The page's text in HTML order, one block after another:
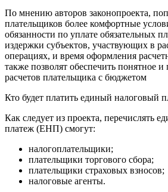
По мнению авторов законопроекта,
плательщиков более комфортные
обязанности по уплате обязательных
издержки субъектов, участвующих в
операциях, и время оформления
также позволят обеспечить понятное и
расчетов плательщика с бюджетом
Кто будет платить единый налоговый
Как следует из проекта, перечислять
платеж (ЕНП) смогут:
налогоплательщики;
плательщики торгового сбора;
плательщики страховых взносов;
налоговые агенты.